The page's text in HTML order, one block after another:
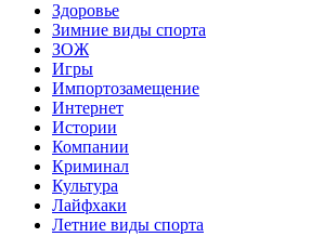
Здоровье
Зимние виды спорта
ЗОЖ
Игры
Импортозамещение
Интернет
Истории
Компании
Криминал
Культура
Лайфхаки
Летние виды спорта